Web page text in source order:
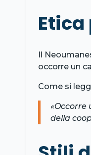
Etica
Il
occorre un
Come si
della